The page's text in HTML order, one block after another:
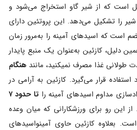
است که از شیر گاو استخراج می‌شود و
شیر را تشکیل می‌دهد. این پروتئین دارای
است که اسیدهای آمینه را به‌مرور زمان
دلیل، کازئین به‌عنوان یک منبع پایدار
طولانی غذا مصرف نمیکنید، مانندهنگام
استفاده قرار می‌گیرد. کازئین به آرامی در
مداوم اسیدهای آمینه را
تا حدود ۷
این رو برای ورزشکارانی که میان وعده
بعلاوه کازئین حاوی آمینواسیدهای